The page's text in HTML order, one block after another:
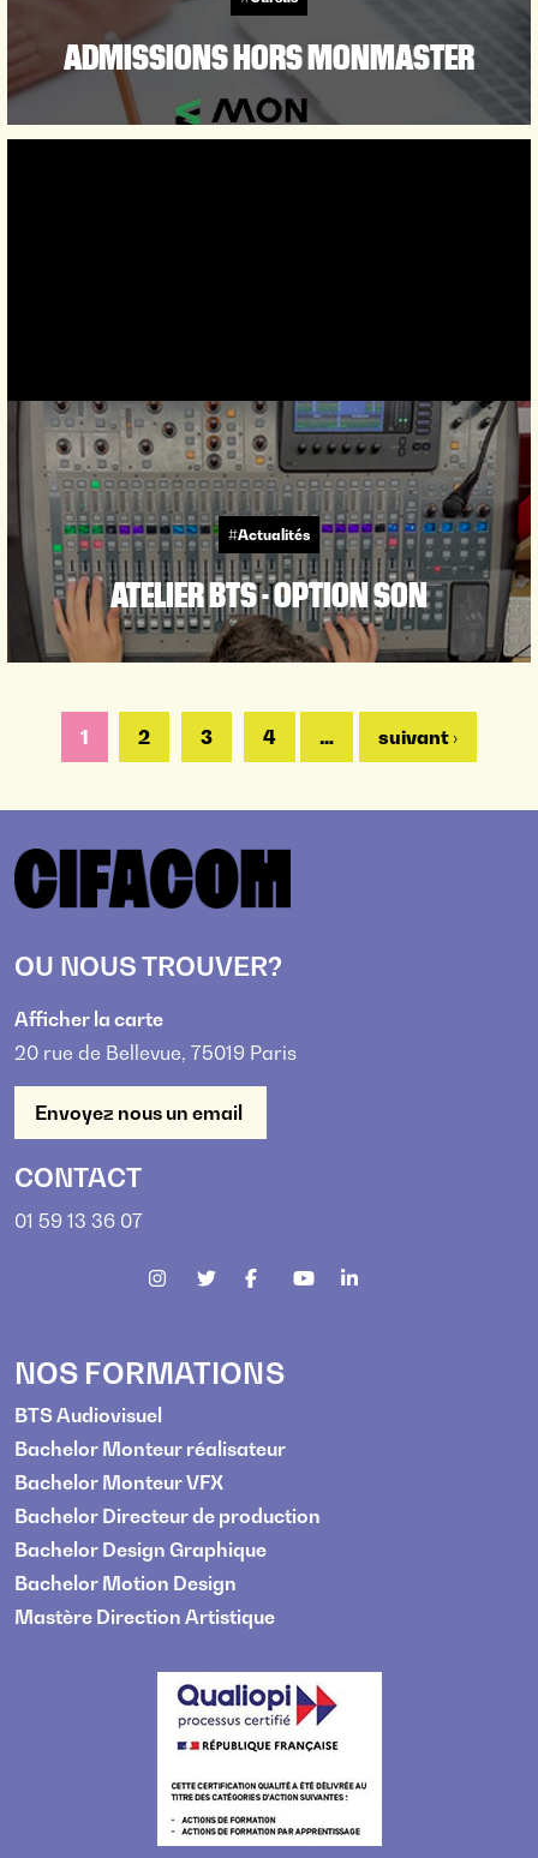
ADMISSIONS HORS MONMASTER
#Actualités
ATELIER BTS - OPTION SON
PAGES
1 2 3 4 … suivant ›
OU NOUS TROUVER?
Afficher la carte
20 rue de Bellevue, 75019 Paris
Envoyez nous un email
CONTACT
01 59 13 36 07
NOS FORMATIONS
BTS Audiovisuel
Bachelor Monteur réalisateur
Bachelor Monteur VFX
Bachelor Directeur de production
Bachelor Design Graphique
Bachelor Motion Design
Mastère Direction Artistique